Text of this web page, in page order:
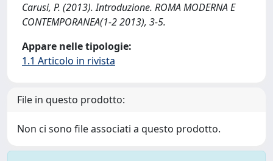
Carusi, P. (2013). Introduzione. ROMA MODERNA E
CONTEMPORANEA(1-2 2013), 3-5.
Appare nelle tipologie:
1.1 Articolo in rivista
File in questo prodotto:
Non ci sono file associati a questo prodotto.